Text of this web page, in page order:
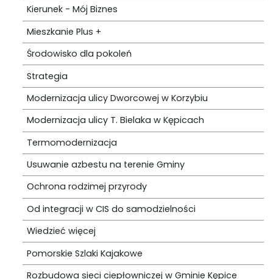
Kierunek - Mój Biznes
Mieszkanie Plus +
Środowisko dla pokoleń
Strategia
Modernizacja ulicy Dworcowej w Korzybiu
Modernizacja ulicy T. Bielaka w Kępicach
Termomodernizacja
Usuwanie azbestu na terenie Gminy
Ochrona rodzimej przyrody
Od integracji w CIS do samodzielności
Wiedzieć więcej
Pomorskie Szlaki Kajakowe
Rozbudowa sieci ciepłowniczej w Gminie Kępice